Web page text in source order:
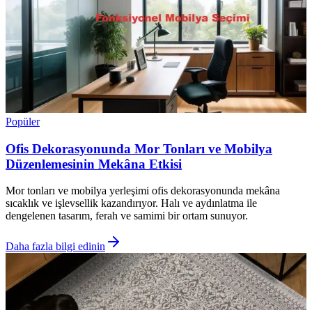
Popüler
Ofis Dekorasyonunda Mor Tonları ve Mobilya
Düzenlemesinin Mekâna Etkisi
Mor tonları ve mobilya yerleşimi ofis dekorasyonunda mekâna
sıcaklık ve işlevsellik kazandırıyor. Halı ve aydınlatma ile
dengelenen tasarım, ferah ve samimi bir ortam sunuyor.
Daha fazla bilgi edinin